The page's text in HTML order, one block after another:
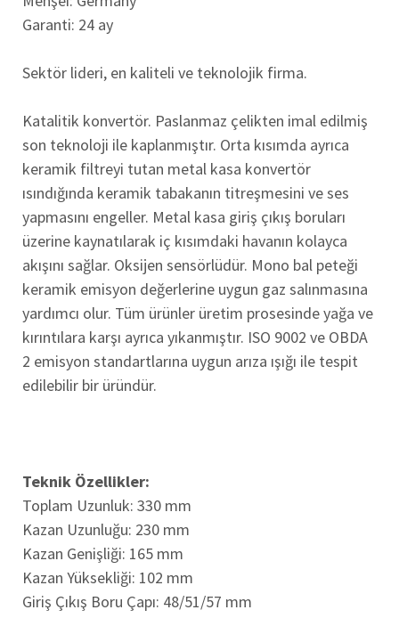
Garanti: 24 ay
Sektör lideri, en kaliteli ve teknolojik firma.
Katalitik konvertör. Paslanmaz çelikten imal edilmiş
son teknoloji ile kaplanmıştır. Orta kısımda ayrıca
keramik filtreyi tutan metal kasa konvertör
ısındığında keramik tabakanın titreşmesini ve ses
yapmasını engeller. Metal kasa giriş çıkış boruları
üzerine kaynatılarak iç kısımdaki havanın kolayca
akışını sağlar. Oksijen sensörlüdür. Mono bal peteği
keramik emisyon değerlerine uygun gaz salınmasına
yardımcı olur. Tüm ürünler üretim prosesinde yağa ve
kırıntılara karşı ayrıca yıkanmıştır. ISO 9002 ve OBDA
2 emisyon standartlarına uygun arıza ışığı ile tespit
edilebilir bir üründür.
Teknik Özellikler:
Toplam Uzunluk: 330 mm
Kazan Uzunluğu: 230 mm
Kazan Genişliği: 165 mm
Kazan Yüksekliği: 102 mm
Giriş Çıkış Boru Çapı: 48/51/57 mm